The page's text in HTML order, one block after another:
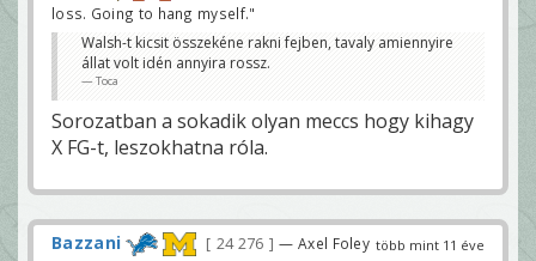
loss. Going to hang myself."
Walsh-t kicsit összekéne rakni fejben, tavaly amiennyire
állat volt idén annyira rossz.
Toca
Sorozatban a sokadik olyan meccs hogy kihagy
X FG-t, leszokhatna róla.
több mint 11 éve
Bazzani 24 276 — Axel Foley